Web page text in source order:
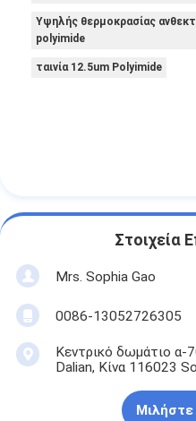
Υψηλής θερμοκρασίας
polyimide
ταινία 12.5um Polyimide
Στοιχεία
Mrs. Sophia Gao
0086-13052726305
Κεντρικό δωμάτιο α-
Dalian, Κίνα 116023